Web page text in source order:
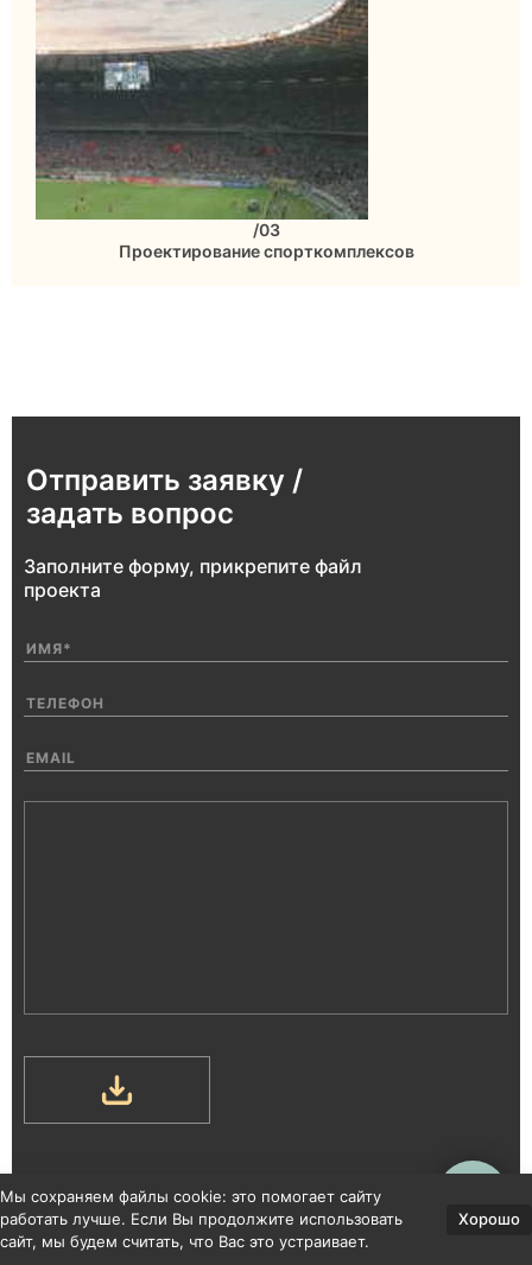
/03
Проектирование спорткомплексов
Отправить заявку /
задать вопрос
Заполните форму, прикрепите файл
проекта
Мы сохраняем файлы cookie: это помогает сайту
работать лучше. Если Вы продолжите использовать
сайт, мы будем считать, что Вас это устраивает.
Хорошо